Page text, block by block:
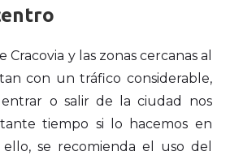
Cracovia y las zonas cercanas al
con un tráfico considerable,
o salir de la ciudad nos
tiempo si lo hacemos en
se recomienda el uso del